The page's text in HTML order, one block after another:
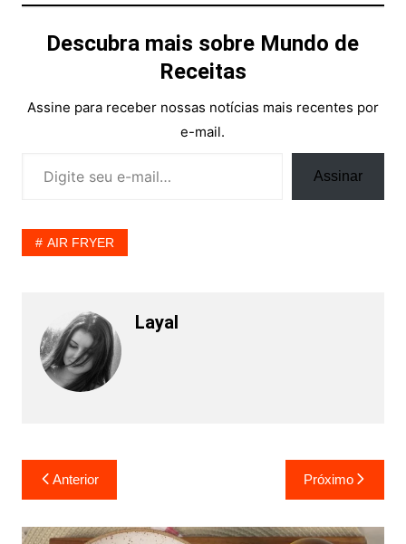
Descubra mais sobre Mundo de
Receitas
Assine para receber nossas notícias mais recentes por
e-mail.
Assinar
AIR FRYER
Layal
Navegação
de
Post
Anterior Próximo